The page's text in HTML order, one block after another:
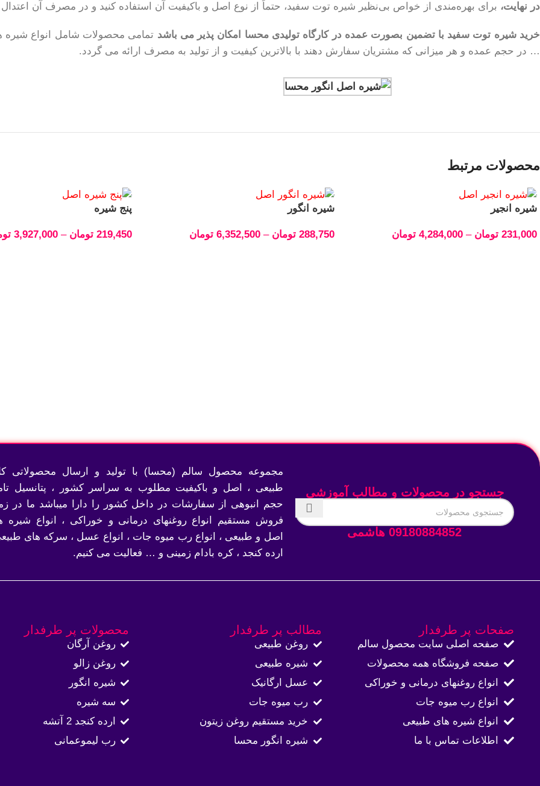
در نهایت، برای بهره‌مندی از خواص بی‌نظیر شیره توت سفید، حتماً از نوع اصل و باکیفیت آن استفاده کنید و در مصرف آن اعتدال
خرید شیره توت سفید با تضمین بصورت عمده در کارگاه تولیدی محسا امکان پذیر می باشد تمامی محصولات شامل انواع شیره
… در حجم عمده و هر میزانی که مشتریان سفارش دهند با بالاترین کیفیت و از تولید به مصرف ارائه می گردد.
محصولات مرتبط
شیره انجیر
231,000 تومان –
4,284,000 تومان
شیره انگور
288,750 تومان –
6,352,500 تومان
پنج شیره
219,450 تومان –
3,927,000
جستجو در محصولات و مطالب آموزشی
09180884852 هاشمی
مجموعه محصول سالم (محسا) با تولید و ارسال محصولاتی
طبیعی ، اصل و باکیفیت مطلوب به سراسر کشور ، پتانسیل
حجم انبوهی از سفارشات در داخل کشور را دارا میباشد ما در
فروش مستقیم انواع روغنهای درمانی و خوراکی ، انواع شیره
اصل و طبیعی ، انواع رب میوه جات ، انواع عسل ، سرکه های
ارده کنجد ، کره بادام زمینی و … فعالیت می کنیم.
صفحات پر طرفدار
صفحه اصلی سایت محصول سالم
صفحه فروشگاه همه محصولات​
انواع روغنهای درمانی و خوراکی
انواع رب میوه جات
انواع شیره های طبیعی
اطلاعات تماس با ما​
مطالب پر طرفدار
روغن طبیعی
شیره طبیعی
عسل ارگانیک
رب میوه جات
خرید مستقیم روغن زیتون
شیره انگور محسا
محصولات پر طرفدار
روغن آرگان
روغن زالو
شیره انگور
سه شیره
ارده کنجد 2 آتشه
رب لیموعمانی